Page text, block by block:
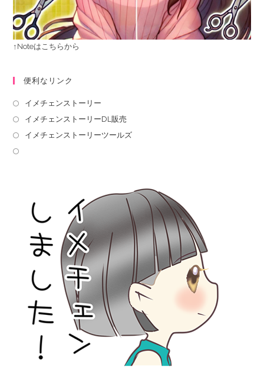
↑Noteはこちらから
便利なリンク
イメチェンストーリー
イメチェンストーリーDL販売
イメチェンストーリーツールズ